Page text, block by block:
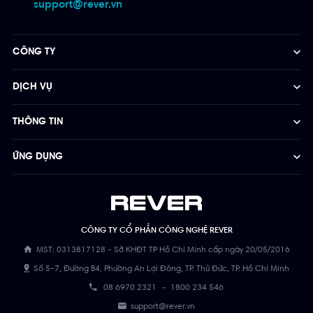
support@rever.vn
CÔNG TY CỔ PHẦN CÔNG NGHỆ REVER
MST: 0313817128 - Sở KHĐT TP Hồ Chí Minh cấp ngày 20/05/2016
Số 5-7, Đường B4, Phường An Lợi Đông, TP. Thủ Đức, TP. Hồ Chí Minh
08 6970 2321 - 1800 234 546
support@rever.vn
CÔNG TY
DỊCH VỤ
THÔNG TIN
ỨNG DỤNG